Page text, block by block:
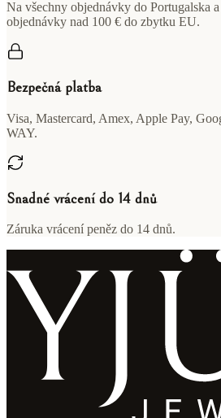
Na všechny objednávky do Portugalska
objednávky nad 100 € do zbytku EU.
Bezpečná platba
Visa, Mastercard, Amex, Apple Pay,
WAY.
Snadné vrácení do 14 dnů
Záruka vrácení peněz do 14 dnů.